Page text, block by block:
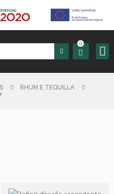
0
RHUM E TEQUILLA